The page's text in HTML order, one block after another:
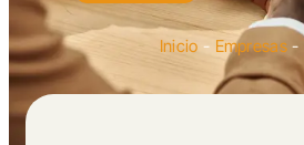
Inicio - Empresas -